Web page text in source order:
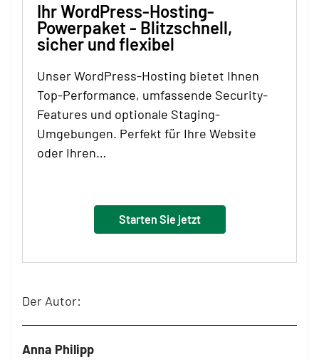
Ihr WordPress-Hosting-
Powerpaket - Blitzschnell,
sicher und flexibel
Unser WordPress-Hosting bietet Ihnen
Top-Performance, umfassende Security-
Features und optionale Staging-
Umgebungen. Perfekt für Ihre Website
oder Ihren…
Starten Sie jetzt
Der Autor:
Anna Philipp